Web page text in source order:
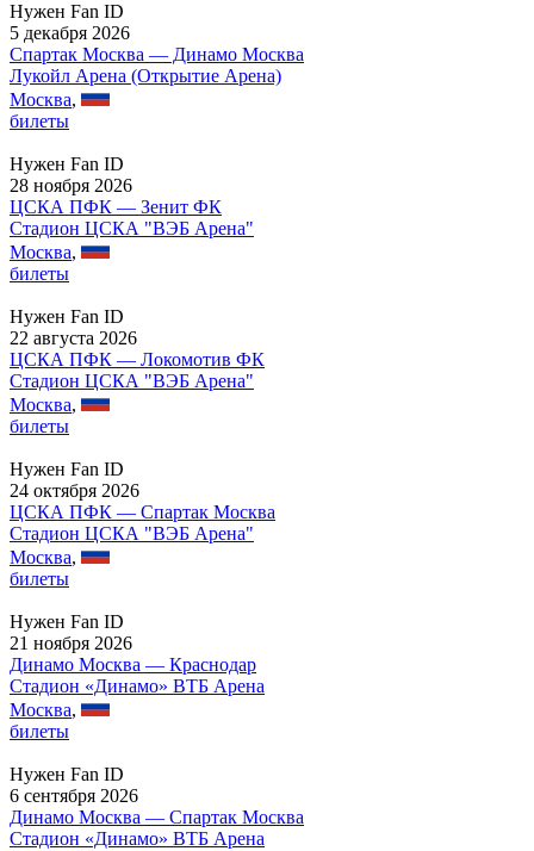
Нужен Fan ID
5 декабря 2026
Спартак Москва — Динамо Москва
Лукойл Арена (Открытие Арена)
Москва,
билеты
Нужен Fan ID
28 ноября 2026
ЦСКА ПФК — Зенит ФК
Стадион ЦСКА "ВЭБ Арена"
Москва,
билеты
Нужен Fan ID
22 августа 2026
ЦСКА ПФК — Локомотив ФК
Стадион ЦСКА "ВЭБ Арена"
Москва,
билеты
Нужен Fan ID
24 октября 2026
ЦСКА ПФК — Спартак Москва
Стадион ЦСКА "ВЭБ Арена"
Москва,
билеты
Нужен Fan ID
21 ноября 2026
Динамо Москва — Краснодар
Стадион «Динамо» ВТБ Арена
Москва,
билеты
Нужен Fan ID
6 сентября 2026
Динамо Москва — Спартак Москва
Стадион «Динамо» ВТБ Арена